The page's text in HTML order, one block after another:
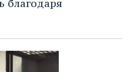
благодаря